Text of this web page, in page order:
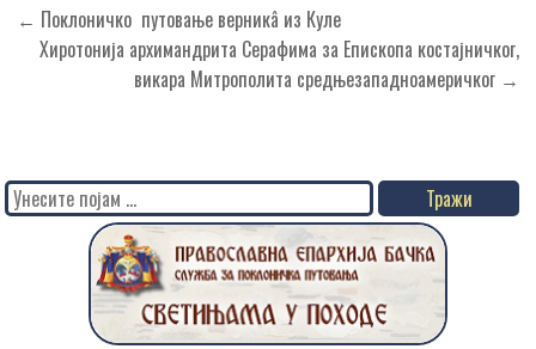
Кретање
чланка
← Поклоничко путовање верникâ из Куле
Хиротонија архимандрита Серафима за Епископа костајничког,
викара Митрополита средњезападноамеричког →
Search
for: